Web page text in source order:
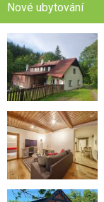
Nové ubytování